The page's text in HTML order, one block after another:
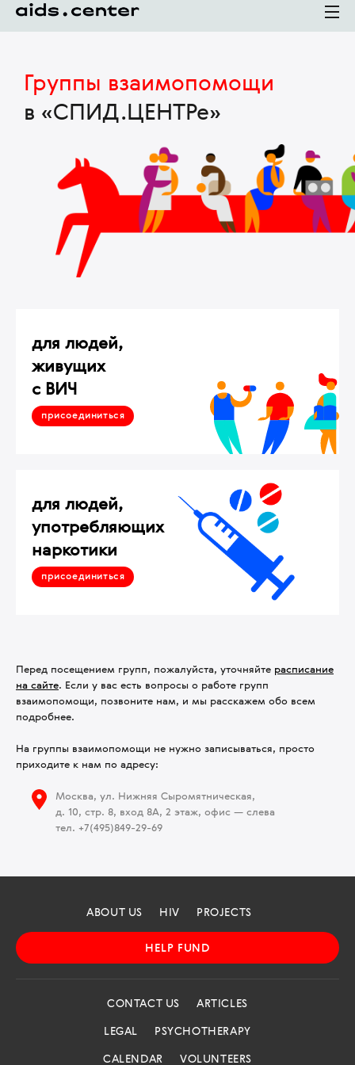
Группы взаимопомощи
в «СПИД.ЦЕНТРе»
для людей,
живущих
с ВИЧ
присоединиться
для людей,
употребляющих
наркотики
присоединиться
Перед посещением групп, пожалуйста, уточняйте расписание
на сайте. Если у вас есть вопросы о работе групп
взаимопомощи, позвоните нам, и мы расскажем обо всем
подробнее.
На группы взаимопомощи не нужно записываться, просто
приходите к нам по адресу:
Москва, ул. Нижняя Сыромятническая,
д. 10, стр. 8, вход 8А, 2 этаж, офис — слева
тел. +7(495)849-29-69
ABOUT US HIV PROJECTS
HELP FUND
CONTACT US ARTICLES
LEGAL PSYCHOTHERAPY
CALENDAR VOLUNTEERS